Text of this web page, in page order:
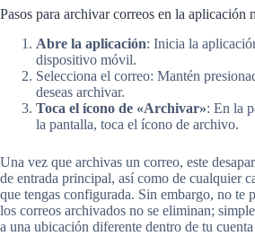
Pasos para archivar correos en la aplicación
Abre la aplicación: Inicia la
dispositivo móvil.
Selecciona el correo: Mantén
deseas archivar.
Toca el ícono de «Archivar»: En la
la pantalla, toca el ícono de archivo.
Una vez que archivas un correo, este
de entrada principal, así como de cualquier
que tengas configurada. Sin embargo, no te
los correos archivados no se eliminan;
a una ubicación diferente dentro de tu